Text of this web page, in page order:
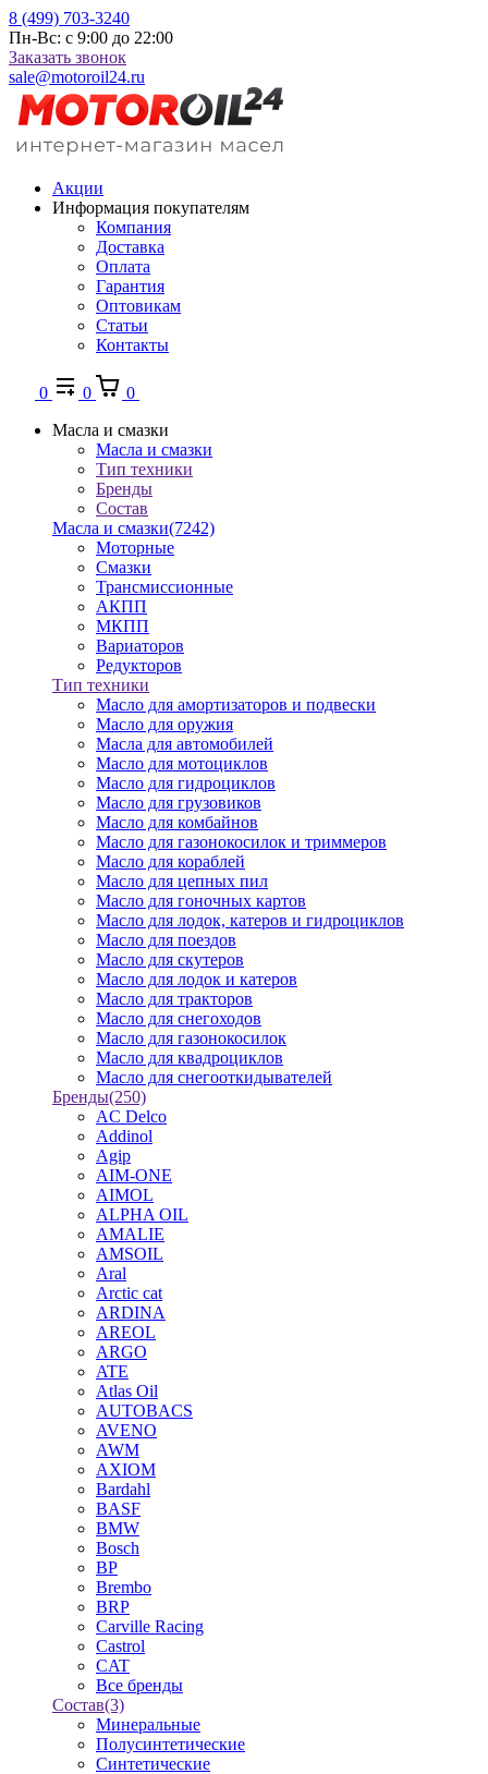
8 (499) 703-3240
Пн-Вс: с 9:00 до 22:00
Заказать звонок
sale@motoroil24.ru
Акции
Информация покупателям
Компания
Доставка
Оплата
Гарантия
Оптовикам
Статьи
Контакты
0 0
0
Масла и смазки
Масла и смазки
Тип техники
Бренды
Состав
Масла и смазки(7242)
Моторные
Смазки
Трансмиссионные
АКПП
МКПП
Вариаторов
Редукторов
Тип техники
Масло для амортизаторов и подвески
Масло для оружия
Масла для автомобилей
Масло для мотоциклов
Масло для гидроциклов
Масло для грузовиков
Масло для комбайнов
Масло для газонокосилок и триммеров
Масло для кораблей
Масло для цепных пил
Масло для гоночных картов
Масло для лодок, катеров и гидроциклов
Масло для поездов
Масло для скутеров
Масло для лодок и катеров
Масло для тракторов
Масло для снегоходов
Масло для газонокосилок
Масло для квадроциклов
Масло для снегооткидывателей
Бренды(250)
AC Delco
Addinol
Agip
AIM-ONE
AIMOL
ALPHA OIL
AMALIE
AMSOIL
Aral
Arctic cat
ARDINA
AREOL
ARGO
ATE
Atlas Oil
AUTOBACS
AVENO
AWM
AXIOM
Bardahl
BASF
BMW
Bosch
BP
Brembo
BRP
Carville Racing
Castrol
CAT
Все бренды
Состав(3)
Минеральные
Полусинтетические
Синтетические